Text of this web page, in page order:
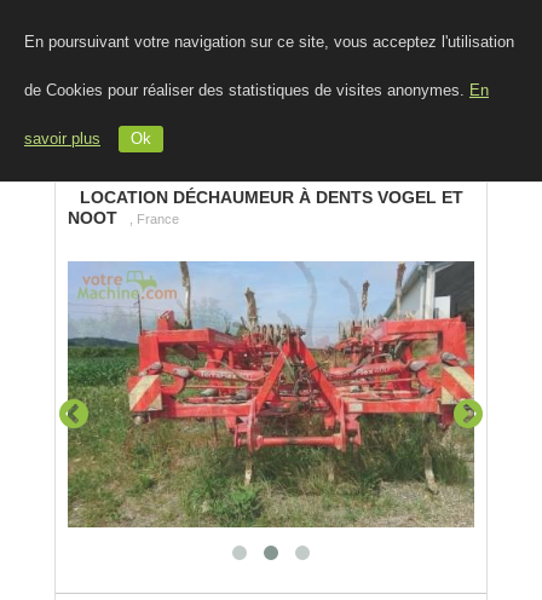
En poursuivant votre navigation sur ce site, vous acceptez l'utilisation
de Cookies pour réaliser des statistiques de visites anonymes. En
savoir plus Ok
LOCATION DÉCHAUMEUR À DENTS VOGEL ET
NOOT
, France